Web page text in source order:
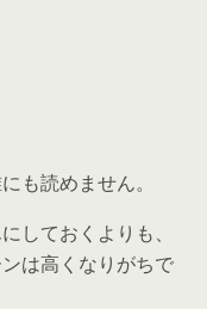
も読めません。
しておくよりも、
は高くなりがちで